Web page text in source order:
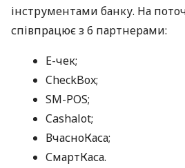
інструментами банку. На
співпрацює з 6 партнерами:
E-чек;
CheckBox;
SM-POS;
Cashalot;
ВчасноКаса;
СмартКаса.